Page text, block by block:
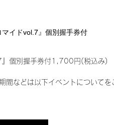
イドvol.7』個別握手券付
』個別握手券付1,700円(税込み)
間などは以下イベントについてを